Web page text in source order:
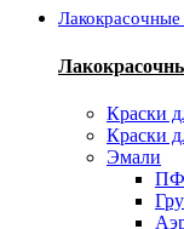
Краски
Краски
Эмали